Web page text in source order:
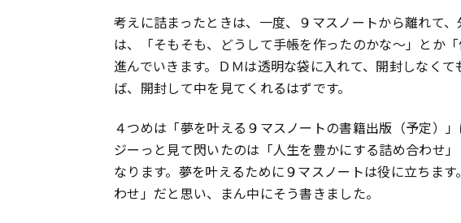
考えに詰まったときは、一度、９マスノートから離れて
は、「そもそも、どうして手帳を作ったのかな～」とか
進んでいきます。ＤＭは透明な袋に入れて、開封しなく
ば、開封して中を見てくれるはずです。
４つめは「夢を叶える９マスノートの書籍出版（予定）
ジーっと見て閃いたのは「人生を豊かにする詰め合わせ
なります。夢を叶えるために９マスノートは役に立ちま
わせ」だと思い、まん中にそう書きました。